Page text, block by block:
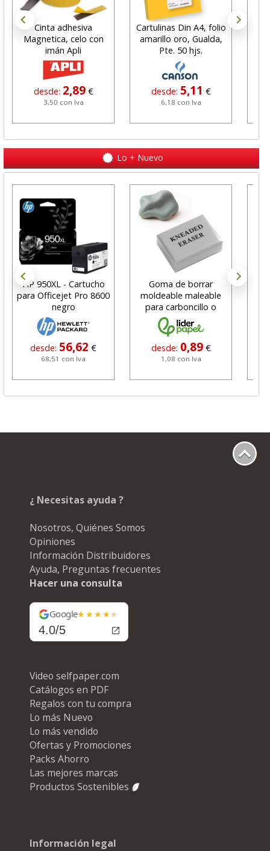
Cinta adhesiva
Magnetica, celo con
imán Apli
desde: 2,89 €
3,50 con Iva
Cartulinas Din A4, folio
amarillo oro, Gualda,
Pte. 50 hjs.
desde: 5,11 €
6,18 con Iva
Lo + Nuevo
HP 950XL - Cartucho
para Officejet Pro 8600
negro
desde: 56,62 €
68,51 con Iva
Goma de borrar
moldeable maleable
para carboncillo o
grafito
desde: 0,89 €
1,08 con Iva
¿ Necesitas ayuda ?
Nosotros, Quiénes Somos
Opiniones
Información Distribuidores
Ayuda, Preguntas frecuentes
Hacer una consulta
Google
4.0/5
Video selfpaper.com
Catálogos en PDF
Regalos con tu compra
Lo más Nuevo
Lo más vendido
Ofertas y Promociones
Packs Ahorro
Las mejores marcas
Productos Sostenibles
Información legal